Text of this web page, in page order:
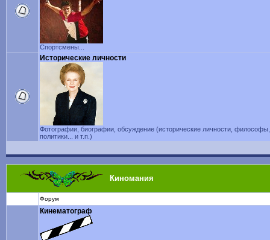
Спортсмены...
Исторические личности
Фотографии, биографии, обсуждение (исторические личности,
политики... и т.п.)
Киномания
Форум
Кинематограф